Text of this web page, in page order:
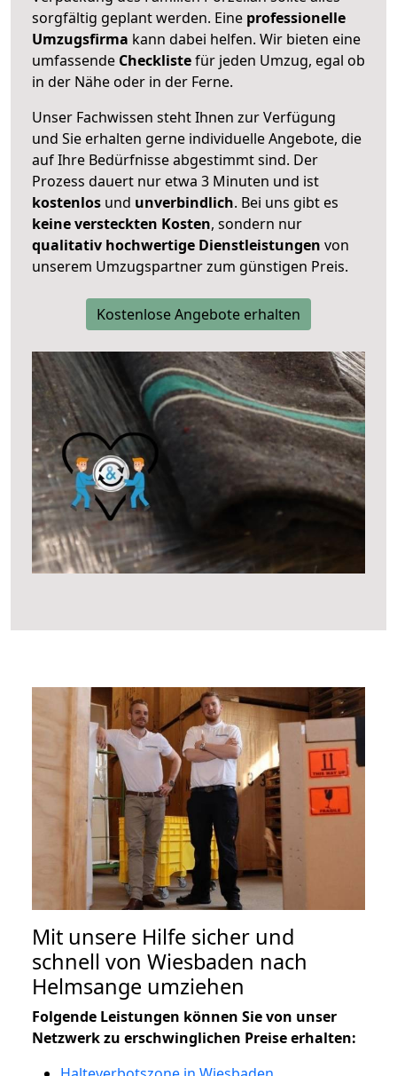
sorgfältig geplant werden. Eine professionelle
Umzugsfirma kann dabei helfen. Wir bieten eine
umfassende Checklistefür jeden Umzug, egal ob
in der Nähe oder in der Ferne.
Unser Fachwissen steht Ihnen zur Verfügung
und Sie erhalten gerne individuelle Angebote, die
auf Ihre Bedürfnisse abgestimmt sind. Der
Prozess dauert nur etwa 3 Minuten und ist
kostenlos und unverbindlich. Bei uns gibt es
keine versteckten Kosten, sondern nur
qualitativ hochwertige Dienstleistungen von
unserem Umzugspartner zum günstigen Preis.
Kostenlose Angebote erhalten
Mit unsere Hilfe sicher und
schnell von Wiesbaden nach
Helmsange umziehen
Folgende Leistungen können Sie von unser
Netzwerk zu erschwinglichen Preise erhalten: